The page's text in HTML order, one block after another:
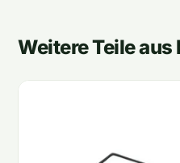
Weitere Teile